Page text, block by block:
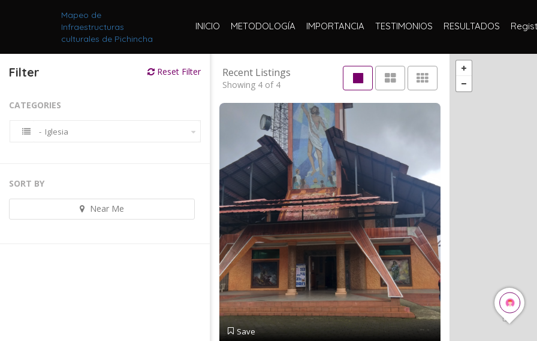
Mapeo de
Infraestructuras
culturales de Pichincha
INICIO METODOLOGÍA IMPORTANCIA TESTIMONIOS RESULTADOS
Filter Reset Filter
CATEGORIES
- Iglesia
SORT BY
Near Me
Recent Listings
Showing 4 of 4
Save